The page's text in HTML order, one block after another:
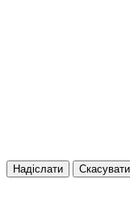
Надіслати Скасувати